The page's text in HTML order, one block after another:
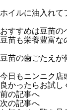
ホイルに油入れて
おすすめは豆苗の
豆苗も栄養豊富な
豆苗の歯ごたえが
今日もニンニク店
良かったらお試し
前の記事へ
次の記事へ